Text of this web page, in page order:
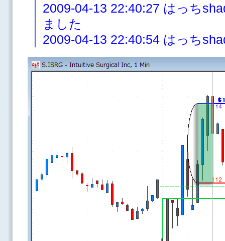
2009-04-13 22:40:27 はっち
ました
2009-04-13 22:40:54 はっち